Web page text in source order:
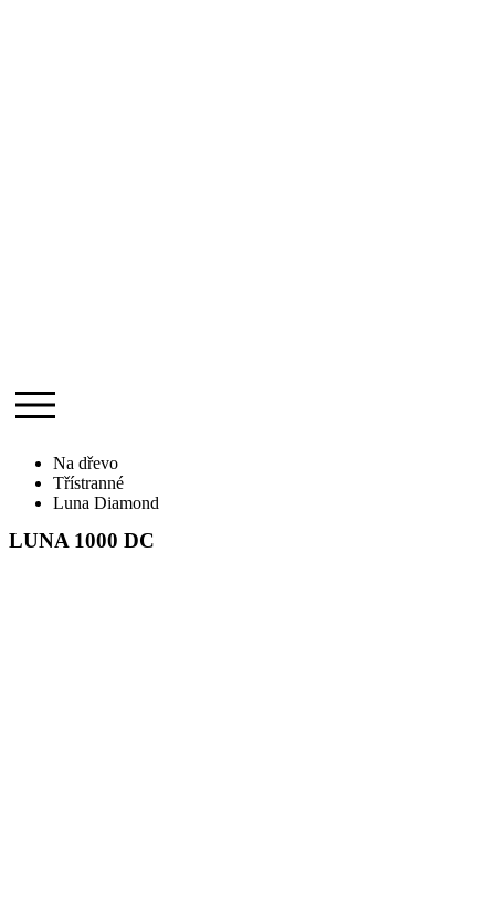
Na dřevo
Třístranné
Luna Diamond
LUNA 1000 DC